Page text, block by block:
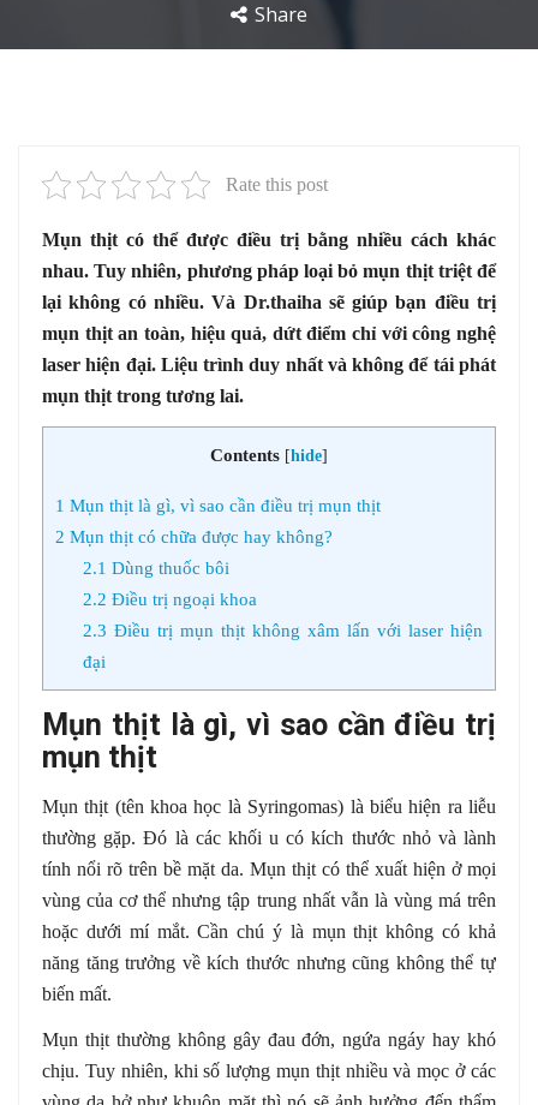
Share
Rate this post
Mụn thịt có thể được điều trị bằng nhiều cách khác
nhau. Tuy nhiên, phương pháp loại bỏ mụn thịt triệt để
lại không có nhiều. Và Dr.thaiha sẽ giúp bạn điều trị
mụn thịt an toàn, hiệu quả, dứt điểm chỉ với công nghệ
laser hiện đại. Liệu trình duy nhất và không để tái phát
mụn thịt trong tương lai.
Contents [hide]
1 Mụn thịt là gì, vì sao cần điều trị mụn thịt
2 Mụn thịt có chữa được hay không?
2.1 Dùng thuốc bôi
2.2 Điều trị ngoại khoa
2.3 Điều trị mụn thịt không xâm lấn với laser hiện
đại
Mụn thịt là gì, vì sao cần điều trị
mụn thịt
Mụn thịt (tên khoa học là Syringomas) là biểu hiện ra liễu
thường gặp. Đó là các khối u có kích thước nhỏ và lành
tính nổi rõ trên bề mặt da. Mụn thịt có thể xuất hiện ở mọi
vùng của cơ thể nhưng tập trung nhất vẫn là vùng má trên
hoặc dưới mí mắt. Cần chú ý là mụn thịt không có khả
năng tăng trưởng về kích thước nhưng cũng không thể tự
biến mất.
Mụn thịt thường không gây đau đớn, ngứa ngáy hay khó
chịu. Tuy nhiên, khi số lượng mụn thịt nhiều và mọc ở các